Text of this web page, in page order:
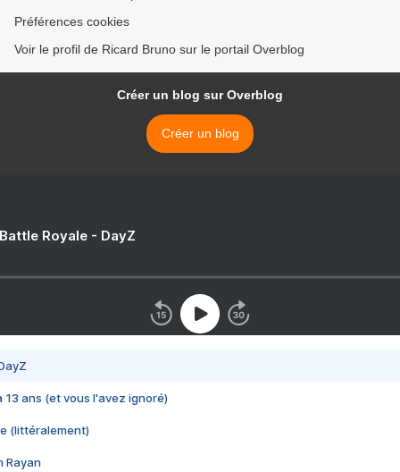
Préférences cookies
Voir le profil de Ricard Bruno sur le portail Overblog
Créer un blog sur Overblog
Créer un blog
Royale - DayZ
13 ans (et vous l'avez ignoré)
(littéralement)
Rayan